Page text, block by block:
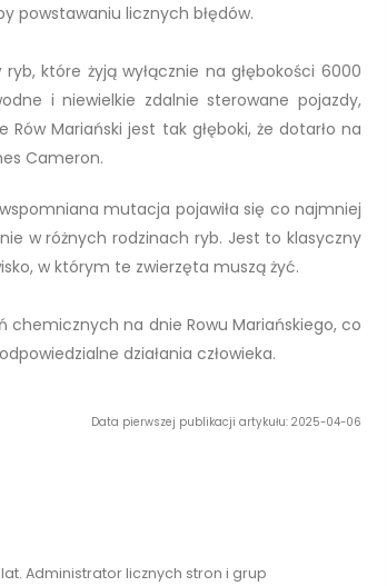
powstawaniu licznych błędów.
które żyją wyłącznie na głębokości 6000
i niewielkie zdalnie sterowane pojazdy,
Mariański jest tak głęboki, że dotarło na
Cameron.
mutacja pojawiła się co najmniej
w różnych rodzinach ryb. Jest to klasyczny
w którym te zwierzęta muszą żyć.
chemicznych na dnie Rowu Mariańskiego, co
działania człowieka.
Data pierwszej publikacji artykułu: 2025-04-06
Administrator licznych stron i grup